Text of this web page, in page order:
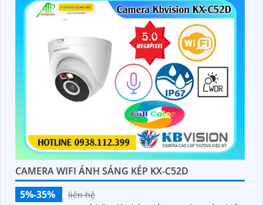
CAMERA WIFI ÁNH SÁNG KÉP KX-C52D
5%-35%
liên hệ